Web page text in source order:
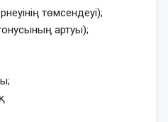
төмсендеуі);
артуы);